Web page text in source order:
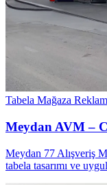
Tabela Mağaza Reklam
Meydan AVM –
Meydan 77 Alışveriş
tabela tasarımı ve